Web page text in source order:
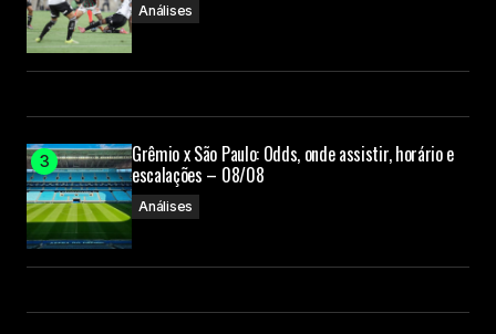
Análises
Grêmio x São Paulo: Odds, onde assistir, horário e
escalações – 08/08
Análises